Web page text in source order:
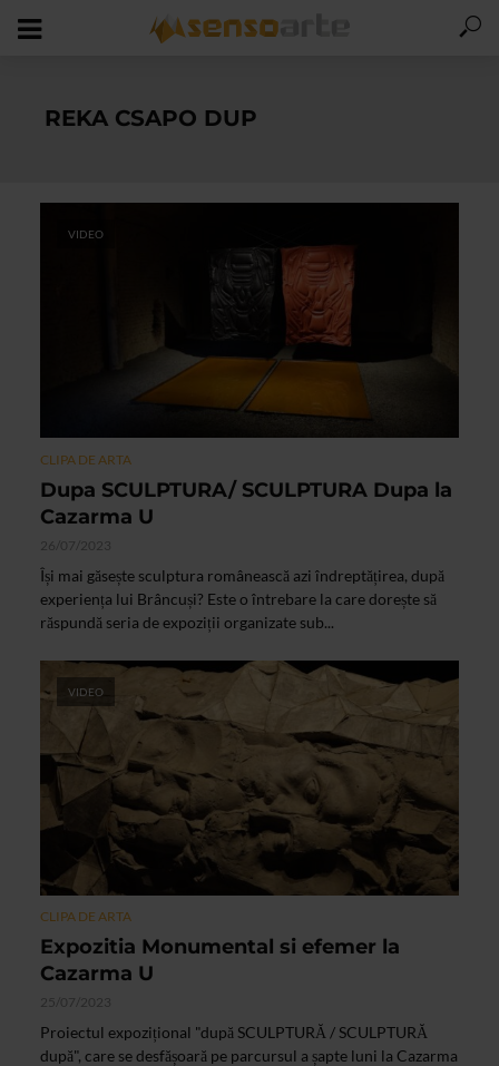
REKA CSAPO DUP
VIDEO
CLIPA DE ARTA
Dupa SCULPTURA/ SCULPTURA Dupa la
Cazarma U
26/07/2023
Își mai găsește sculptura românească azi îndreptățirea, după
experiența lui Brâncuși? Este o întrebare la care dorește să
răspundă seria de expoziții organizate sub...
VIDEO
CLIPA DE ARTA
Expozitia Monumental si efemer la
Cazarma U
25/07/2023
Proiectul expozițional "după SCULPTURĂ / SCULPTURĂ
după", care se desfășoară pe parcursul a șapte luni la Cazarma